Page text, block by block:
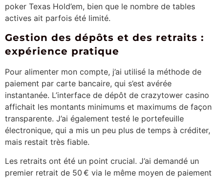
poker Texas Hold’em, bien que le nombre de tables
actives ait parfois été limité.
Gestion des dépôts et des retraits :
expérience pratique
Pour alimenter mon compte, j’ai utilisé la méthode de
paiement par carte bancaire, qui s’est avérée
instantanée. L’interface de dépôt de crazytower casino
affichait les montants minimums et maximums de façon
transparente. J’ai également testé le portefeuille
électronique, qui a mis un peu plus de temps à créditer,
mais restait très fiable.
Les retraits ont été un point crucial. J’ai demandé un
premier retrait de 50 € via le même moyen de paiement